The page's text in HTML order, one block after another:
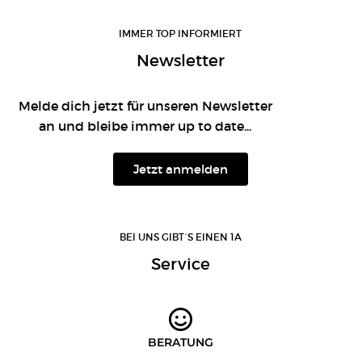
IMMER TOP INFORMIERT
Newsletter
Melde dich jetzt für unseren Newsletter
an und bleibe immer up to date...
Jetzt anmelden
BEI UNS GIBT´S EINEN 1A
Service
BERATUNG